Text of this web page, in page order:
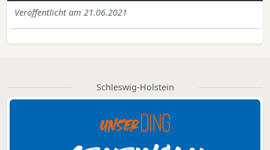
Veröffentlicht am 21.06.2021
Schleswig-Holstein